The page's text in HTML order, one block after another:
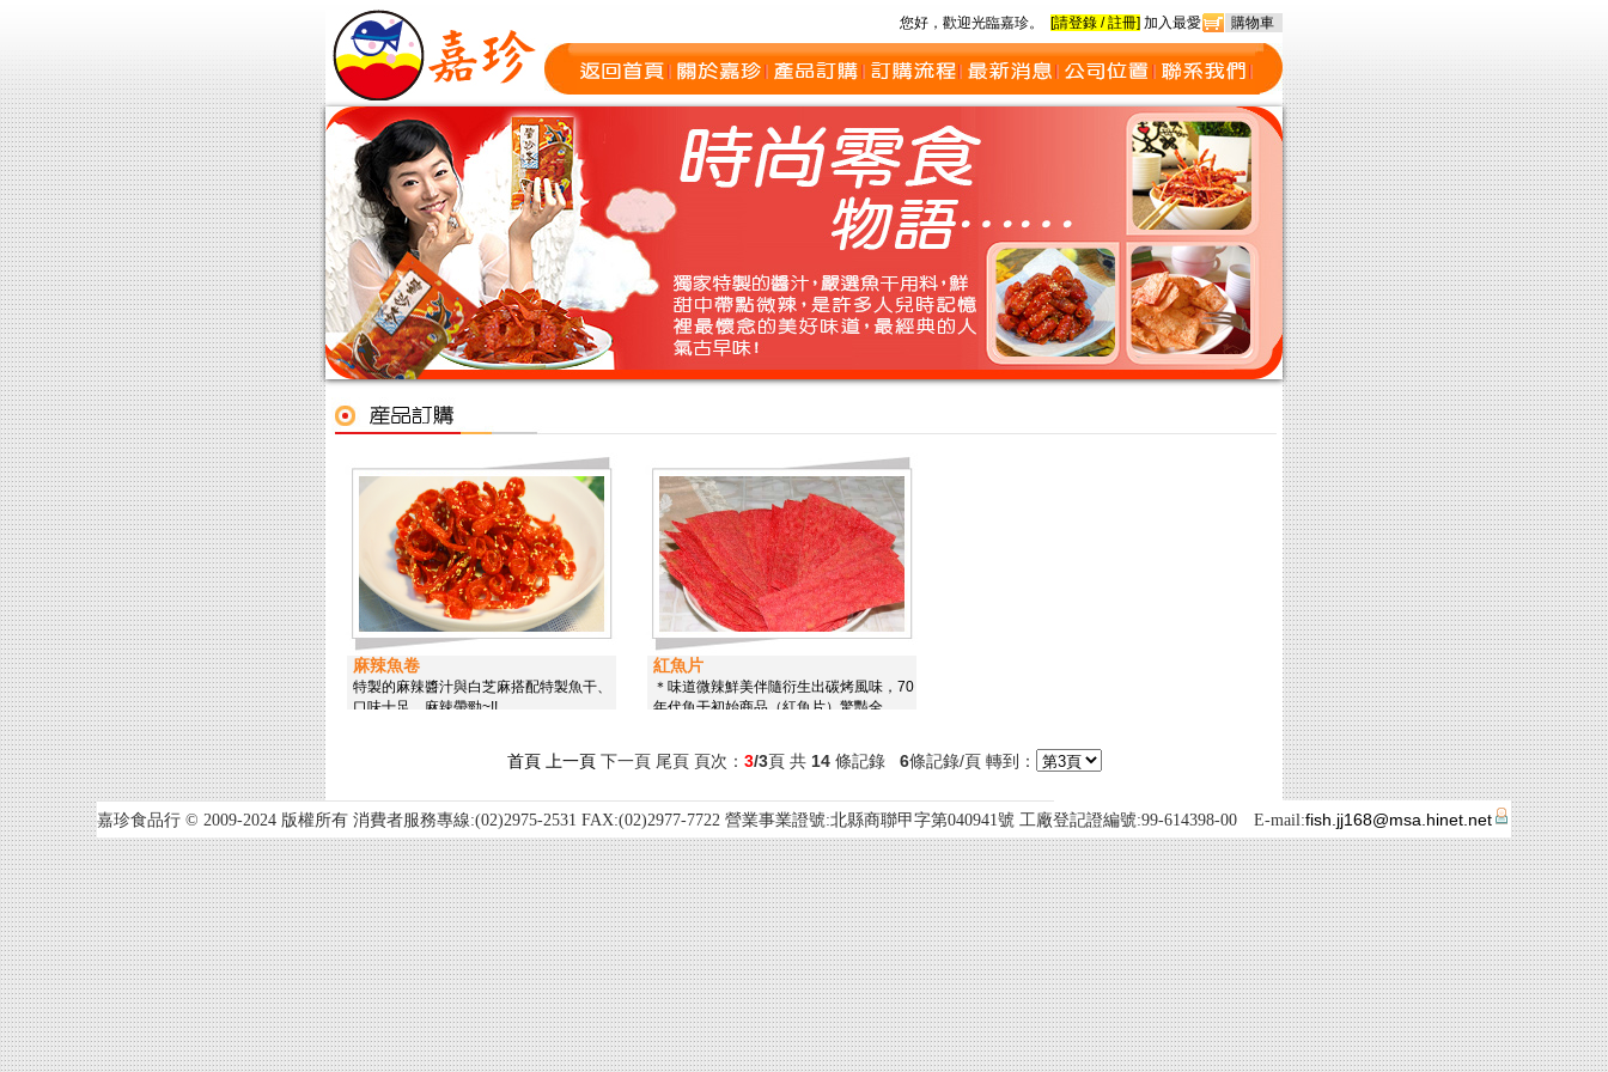
您好，歡迎光臨嘉珍。 [請登錄 /註冊] 加入最愛 購物車
麻辣魚卷
特製的麻辣醬汁與白芝麻搭配特製魚干、
口味十足、麻辣帶勁~!!
紅魚片
＊味道微辣鮮美伴隨衍生出碳烤風味，70
年代魚干初始商品（紅魚片）驚豔全
首頁 上一頁下一頁 尾頁 頁次： 3/3頁 共 14條記錄 6條記錄/頁 轉到：
嘉珍食品行 © 2009-2024 版權所有 消費者服務專線:(02)2975-2531 FAX:(02)2977-7722 營業事業證號:北縣商聯甲字第040941號 工廠登記證編號:99-614398-00 E-mail:fish.jj168@msa.hinet.net